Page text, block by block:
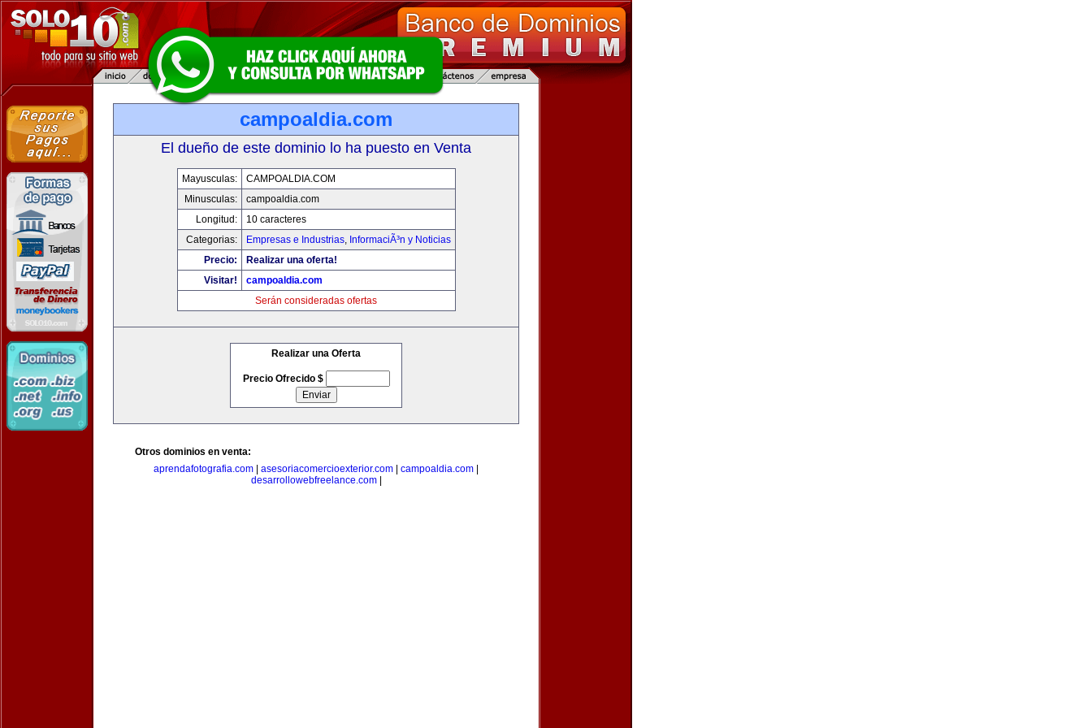
campoaldia.com
El dueño de este dominio lo ha puesto en Venta
Mayusculas:
CAMPOALDIA.COM
Minusculas:
campoaldia.com
Longitud:
10 caracteres
Categorias:
Empresas e Industrias, InformaciÃ³n y Noticias
Precio:
Realizar una oferta!
Visitar!
campoaldia.com
Serán consideradas ofertas
Realizar una Oferta
Precio Ofrecido $
Otros dominios en venta:
aprendafotografia.com
asesoriacomercioexterior.com campoaldia.com
desarrollowebfreelance.com|